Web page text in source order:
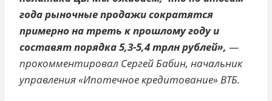
года рыночные продажи сократятся
примерно на треть к прошлому году и
составят порядка 5,3-5,4 трлн рублей», —
прокомментировал Сергей Бабин, начальник
управления «Ипотечное кредитование» ВТБ.